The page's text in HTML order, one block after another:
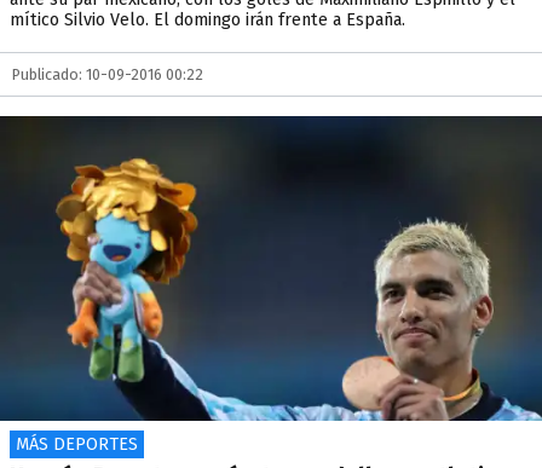
mítico Silvio Velo. El domingo irán frente a España.
Publicado: 10-09-2016 00:22
MÁS DEPORTES